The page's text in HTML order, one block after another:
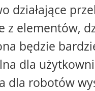
działające
z elementów,
będzie
dla
dla robotów